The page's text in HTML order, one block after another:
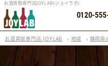
お酒買取専門店JOYLAB(ジョイラボ)
0120-
お酒買取専門店 JOYLAB › 地域 › 静岡県